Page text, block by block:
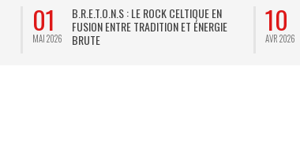
01
MAI 2026
B.R.E.T.O.N.S : LE ROCK CELTIQUE EN
FUSION ENTRE TRADITION ET ÉNERGIE
BRUTE
10
AVR 2026